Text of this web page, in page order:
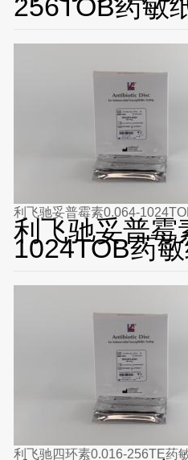
256TOB药敏
利飞驰妥普霉素0.064-
利飞驰妥普霉
1024TOB药
利飞驰四环素0.016-256TE药